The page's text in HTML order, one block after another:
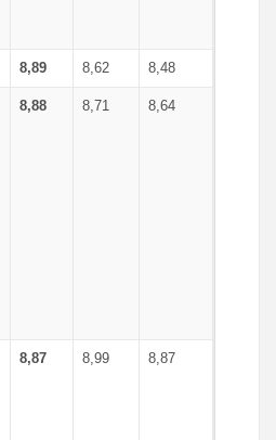
8,89 8,62 8,48
8,88 8,71 8,64
8,87 8,99 8,87